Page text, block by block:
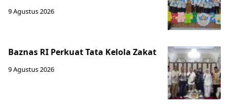
9 Agustus 2026
Baznas RI Perkuat Tata Kelola Zakat
9 Agustus 2026